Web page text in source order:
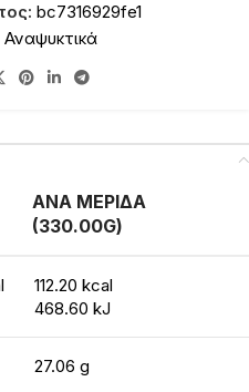
bc7316929fe1
Αναψυκτικά
ΑΝΑ ΜΕΡΙΔΑ
(330.00G)
112.20 kcal
468.60 kJ
27.06 g